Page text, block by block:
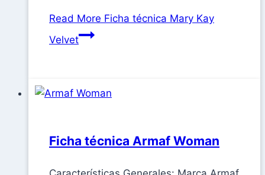
Read More Ficha técnica Mary Kay
Velvet
Ficha técnica Armaf Woman